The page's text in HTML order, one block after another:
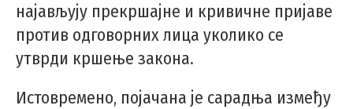
најављују прекршајне и кривичне пријаве
против одговорних лица уколико се
утврди кршење закона.
Истовремено, појачана је сарадња између